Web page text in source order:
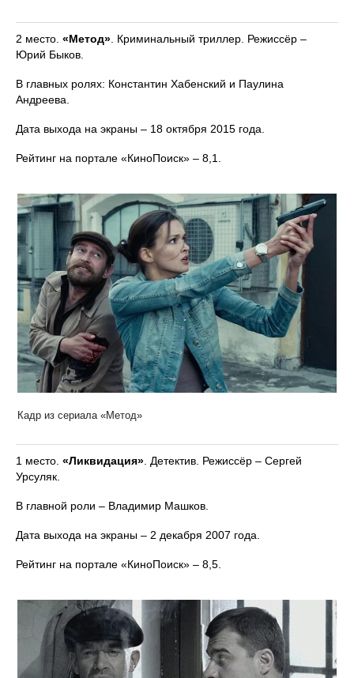
2 место. «Метод» . Криминальный триллер. Режиссёр –
Юрий Быков.
В главных ролях: Константин Хабенский и Паулина
Андреева.
Дата выхода на экраны – 18 октября 2015 года.
Рейтинг на портале «КиноПоиск» – 8,1.
Кадр из сериала «Метод»
1 место. «Ликвидация» . Детектив. Режиссёр – Сергей
Урсуляк.
В главной роли – Владимир Машков.
Дата выхода на экраны – 2 декабря 2007 года.
Рейтинг на портале «КиноПоиск» – 8,5.